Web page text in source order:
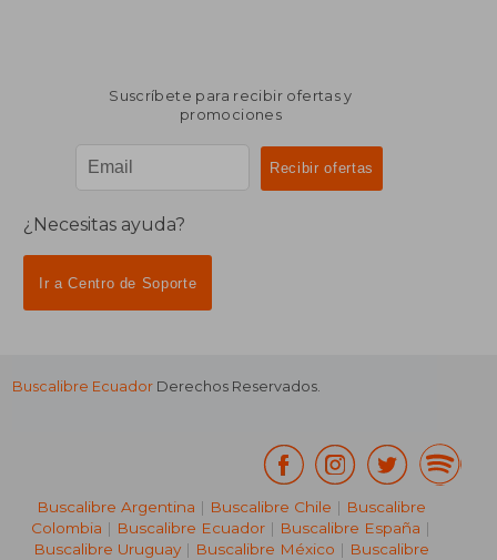
Suscríbete para recibir ofertas y
promociones
¿Necesitas ayuda?
Ir a Centro de Soporte
Buscalibre Ecuador Derechos Reservados.
Buscalibre Argentina | Buscalibre Chile | Buscalibre
Colombia | Buscalibre Ecuador | Buscalibre España |
Buscalibre Uruguay| Buscalibre México | Buscalibre